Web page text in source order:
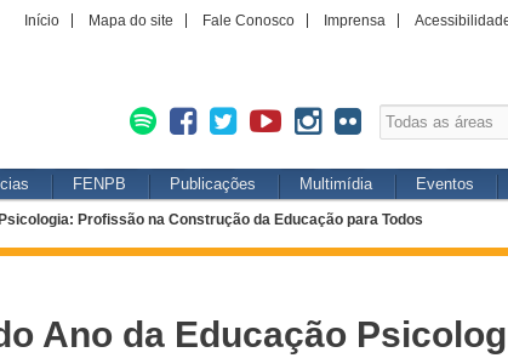
Início Mapa do site Fale Conosco Imprensa
FENPB Publicações Multimídia Eventos
Profissão na Construção da Educação para Todos
Ano da Educação